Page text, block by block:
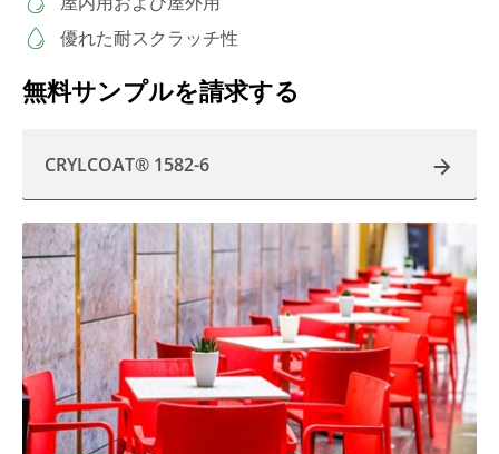
優れた耐スクラッチ性
無料サンプルを請求する
CRYLCOAT® 1582-6